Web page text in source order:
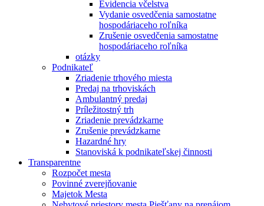
Evidencia včelstva
Vydanie osvedčenia samostatne
hospodáriaceho roľníka
Zrušenie osvedčenia samostatne
hospodáriaceho roľníka
otázky
Podnikateľ
Zriadenie trhového miesta
Predaj na trhoviskách
Ambulantný predaj
Príležitostný trh
Zriadenie prevádzkarne
Zrušenie prevádzkarne
Hazardné hry
Stanoviská k podnikateľskej činnosti
Transparentne
Rozpočet mesta
Povinné zverejňovanie
Majetok Mesta